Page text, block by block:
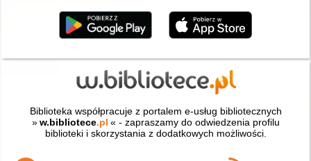
Biblioteka współpracuje z portalem e-usług bibliotecznych
» w.bibliotece.pl « - zapraszamy do odwiedzenia profilu
biblioteki i skorzystania z dodatkowych możliwości.